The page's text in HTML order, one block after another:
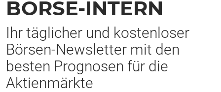
BÖRSE-INTERN
Ihr täglicher und kostenloser
Börsen-Newsletter mit den
besten Prognosen für die
Aktienmärkte